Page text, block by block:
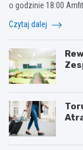
o godzinie 18:00
Czytaj dalej